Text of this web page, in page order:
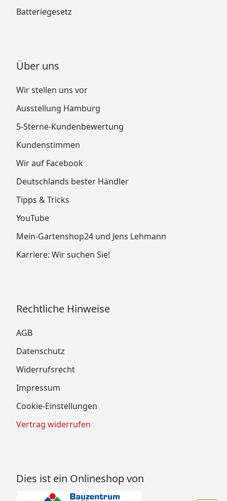
Batteriegesetz
Über uns
Wir stellen uns vor
Ausstellung Hamburg
5-Sterne-Kundenbewertung
Kundenstimmen
Wir auf Facebook
Deutschlands bester Händler
Tipps & Tricks
YouTube
Mein-Gartenshop24 und Jens Lehmann
Karriere: Wir suchen Sie!
Rechtliche Hinweise
AGB
Datenschutz
Widerrufsrecht
Impressum
Cookie-Einstellungen
Vertrag widerrufen
Dies ist ein Onlineshop von